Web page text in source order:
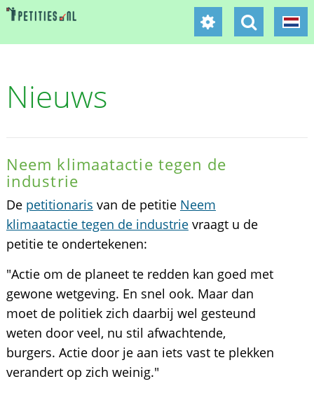
Nieuws
Neem klimaatactie tegen de
industrie
De petitionaris van de petitie Neem
klimaatactie tegen de industrievraagt u de
petitie te ondertekenen:
"Actie om de planeet te redden kan goed met
gewone wetgeving. En snel ook. Maar dan
moet de politiek zich daarbij wel gesteund
weten door veel, nu stil afwachtende,
burgers. Actie door je aan iets vast te plekken
verandert op zich weinig."